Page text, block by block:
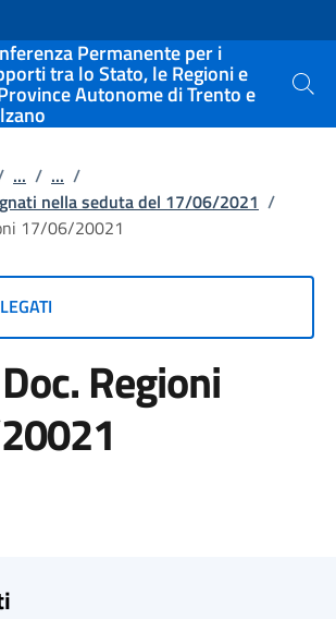
sito
Permanente per i
tra lo Stato, le Regioni e
Autonome di Trento e Cerca
... / ... /
nella seduta del 17/06/2021 /
17/06/20021
Regioni